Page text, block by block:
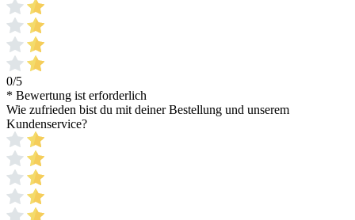
0/5
* Bewertung ist erforderlich
Wie zufrieden bist du mit deiner Bestellung und unserem
Kundenservice?